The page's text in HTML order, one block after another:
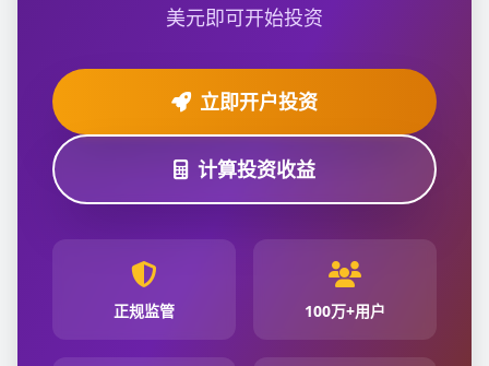
美元即可开始投资
立即开户投资
计算投资收益
正规监管 100万+用户